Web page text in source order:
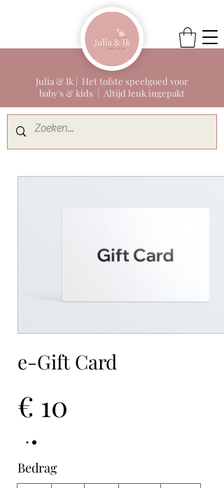
Julia & Ik | Het tofste speelgoed voor
baby's & kids | Altijd leuk ingepakt
e-Gift Card
€ 10
Bedrag